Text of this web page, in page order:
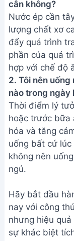
hợp với chế độ
2. Tôi nên
nào trong ngày
Thời điểm lý
hoặc trước bữa
hóa và tăng
uống bất cứ
không nên
ngủ.
Hãy bắt đầu
nay với công
nhưng hiệu quả
sự khác biệt
xuân tươi trẻ,
Bài viết